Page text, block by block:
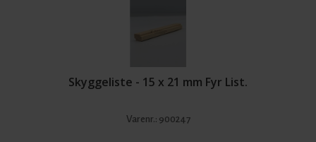
Skyggeliste - 15 x 21 mm Fyr List.
Varenr.: 900247